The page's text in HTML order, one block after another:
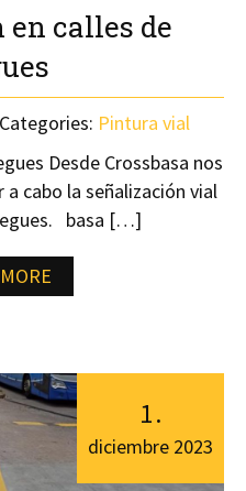
calles de
Categories: Pintura vial
Desde Crossbasa nos
cabo la señalización vial
basa […]
1.
diciembre 2023